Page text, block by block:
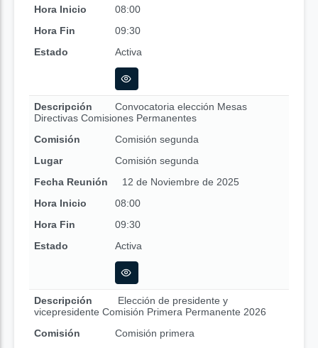
Hora Inicio
08:00
Hora Fin
09:30
Estado
Activa
Descripción
Convocatoria elección Mesas
Directivas Comisiones Permanentes
Comisión
Comisión segunda
Lugar
Comisión segunda
Fecha Reunión
12 de Noviembre de 2025
Hora Inicio
08:00
Hora Fin
09:30
Estado
Activa
Descripción
Elección de presidente y
vicepresidente Comisión Primera Permanente 2026
Comisión
Comisión primera